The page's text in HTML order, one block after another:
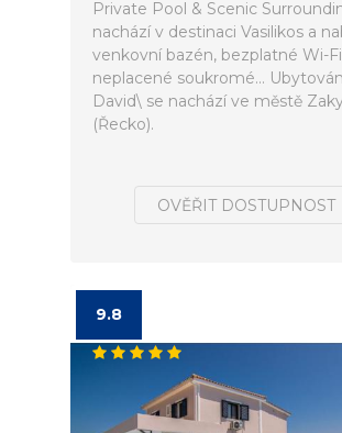
Private Pool & Scenic
nachází v destinaci Vasilikos a
venkovní bazén, bezplatné Wi-
neplacené soukromé...
David\ se nachází ve městě
(Řecko).
OVĚŘIT DOSTUPNOST
9.8